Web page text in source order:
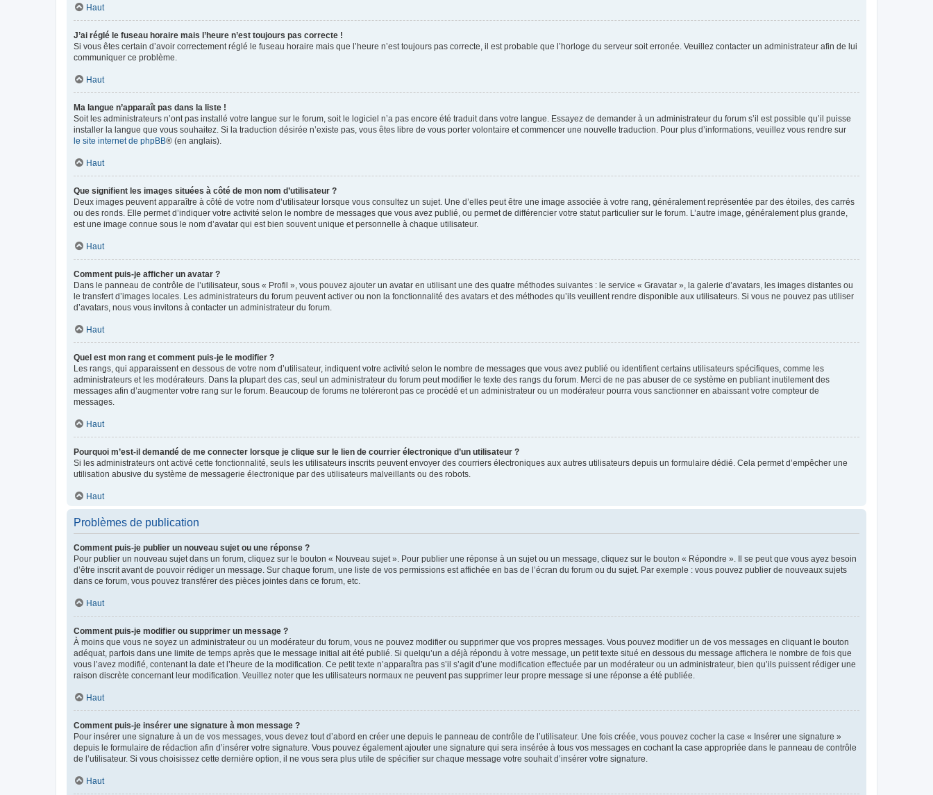
Haut
J’ai réglé le fuseau horaire mais l’heure n’est toujours pas correcte !
Si vous êtes certain d’avoir correctement réglé le fuseau horaire mais que l’heure n’est toujours pas correcte, il est probable que l’horloge du serveur soit erronée. Veuillez contacter un administrateur afin de lui
communiquer ce problème.
Haut
Ma langue n’apparaît pas dans la liste !
Soit les administrateurs n’ont pas installé votre langue sur le forum, soit le logiciel n’a pas encore été traduit dans votre langue. Essayez de demander à un administrateur du forum s’il est possible qu’il puisse
installer la langue que vous souhaitez. Si la traduction désirée n’existe pas, vous êtes libre de vous porter volontaire et commencer une nouvelle traduction. Pour plus d’informations, veuillez vous rendre sur
le site internet de phpBB® (en anglais).
Haut
Que signifient les images situées à côté de mon nom d’utilisateur ?
Deux images peuvent apparaître à côté de votre nom d’utilisateur lorsque vous consultez un sujet. Une d’elles peut être une image associée à votre rang, généralement représentée par des étoiles, des carrés
ou des ronds. Elle permet d’indiquer votre activité selon le nombre de messages que vous avez publié, ou permet de différencier votre statut particulier sur le forum. L’autre image, généralement plus grande,
est une image connue sous le nom d’avatar qui est bien souvent unique et personnelle à chaque utilisateur.
Haut
Comment puis-je afficher un avatar ?
Dans le panneau de contrôle de l’utilisateur, sous « Profil », vous pouvez ajouter un avatar en utilisant une des quatre méthodes suivantes : le service « Gravatar », la galerie d’avatars, les images distantes ou
le transfert d’images locales. Les administrateurs du forum peuvent activer ou non la fonctionnalité des avatars et des méthodes qu’ils veuillent rendre disponible aux utilisateurs. Si vous ne pouvez pas utiliser
d’avatars, nous vous invitons à contacter un administrateur du forum.
Haut
Quel est mon rang et comment puis-je le modifier ?
Les rangs, qui apparaissent en dessous de votre nom d’utilisateur, indiquent votre activité selon le nombre de messages que vous avez publié ou identifient certains utilisateurs spécifiques, comme les
administrateurs et les modérateurs. Dans la plupart des cas, seul un administrateur du forum peut modifier le texte des rangs du forum. Merci de ne pas abuser de ce système en publiant inutilement des
messages afin d’augmenter votre rang sur le forum. Beaucoup de forums ne toléreront pas ce procédé et un administrateur ou un modérateur pourra vous sanctionner en abaissant votre compteur de
messages.
Haut
Pourquoi m’est-il demandé de me connecter lorsque je clique sur le lien de courrier électronique d’un utilisateur ?
Si les administrateurs ont activé cette fonctionnalité, seuls les utilisateurs inscrits peuvent envoyer des courriers électroniques aux autres utilisateurs depuis un formulaire dédié. Cela permet d’empêcher une
utilisation abusive du système de messagerie électronique par des utilisateurs malveillants ou des robots.
Haut
Problèmes de publication
Comment puis-je publier un nouveau sujet ou une réponse ?
Pour publier un nouveau sujet dans un forum, cliquez sur le bouton « Nouveau sujet ». Pour publier une réponse à un sujet ou un message, cliquez sur le bouton « Répondre ». Il se peut que vous ayez besoin
d’être inscrit avant de pouvoir rédiger un message. Sur chaque forum, une liste de vos permissions est affichée en bas de l’écran du forum ou du sujet. Par exemple : vous pouvez publier de nouveaux sujets
dans ce forum, vous pouvez transférer des pièces jointes dans ce forum, etc.
Haut
Comment puis-je modifier ou supprimer un message ?
À moins que vous ne soyez un administrateur ou un modérateur du forum, vous ne pouvez modifier ou supprimer que vos propres messages. Vous pouvez modifier un de vos messages en cliquant le bouton
adéquat, parfois dans une limite de temps après que le message initial ait été publié. Si quelqu’un a déjà répondu à votre message, un petit texte situé en dessous du message affichera le nombre de fois que
vous l’avez modifié, contenant la date et l’heure de la modification. Ce petit texte n’apparaîtra pas s’il s’agit d’une modification effectuée par un modérateur ou un administrateur, bien qu’ils puissent rédiger une
raison discrète concernant leur modification. Veuillez noter que les utilisateurs normaux ne peuvent pas supprimer leur propre message si une réponse a été publiée.
Haut
Comment puis-je insérer une signature à mon message ?
Pour insérer une signature à un de vos messages, vous devez tout d’abord en créer une depuis le panneau de contrôle de l’utilisateur. Une fois créée, vous pouvez cocher la case « Insérer une signature »
depuis le formulaire de rédaction afin d’insérer votre signature. Vous pouvez également ajouter une signature qui sera insérée à tous vos messages en cochant la case appropriée dans le panneau de contrôle
de l’utilisateur. Si vous choisissez cette dernière option, il ne vous sera plus utile de spécifier sur chaque message votre souhait d’insérer votre signature.
Haut